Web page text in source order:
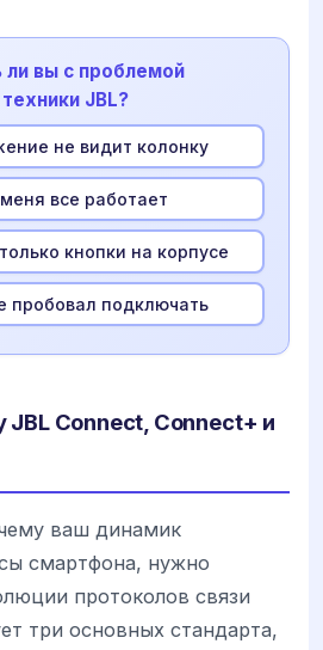
ли вы с проблемой
JBL?
не видит колонку
все работает
кнопки на корпусе
пробовал подключать
Connect, Connect+ и
ваш динамик
смартфона, нужно
протоколов связи
три основных стандарта,